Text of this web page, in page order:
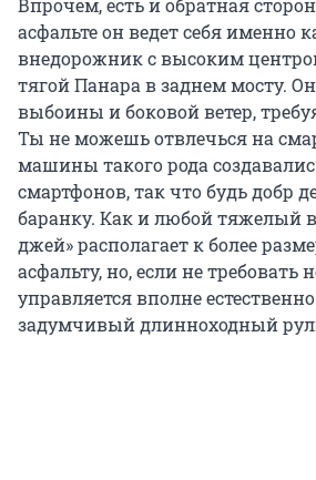
Впрочем, есть и обратная
асфальте он ведет себя именно
внедорожник с высоким
тягой Панара в заднем мосту.
выбоины и боковой ветер,
Ты не можешь отвлечься на
машины такого рода
смартфонов, так что будь добр
баранку. Как и любой тяжелый
джей» располагает к более
асфальту, но, если не требовать
управляется вполне
задумчивый длинноходный